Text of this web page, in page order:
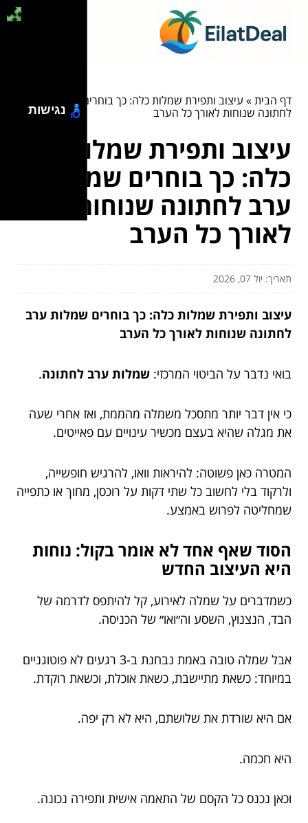
דף הבית» עיצוב ותפירת שמלות כלה: כך בוחרים שמלות ערב
לחתונה שנוחות לאורך כל הערב
עיצוב ותפירת שמלות
כלה: כך בוחרים שמלות
ערב לחתונה שנוחות
לאורך כל הערב
תאריך: יול 07, 2026
עיצוב ותפירת שמלות כלה: כך בוחרים שמלות ערב
לחתונה שנוחות לאורך כל הערב
בואי נדבר על הביטוי המרכזי: שמלות ערב לחתונה.
כי אין דבר יותר מתסכל משמלה מהממת, ואז אחרי שעה
את מגלה שהיא בעצם מכשיר עינויים עם פאייטים.
המטרה כאן פשוטה: להיראות וואו, להרגיש חופשייה,
ולרקוד בלי לחשוב כל שתי דקות על רוכסן, מחוך או כתפייה
שמחליטה לפרוש באמצע.
הסוד שאף אחד לא אומר בקול: נוחות
היא העיצוב החדש
כשמדברים על שמלה לאירוע, קל להיתפס לדרמה של
הבד, הנצנוץ, השסע וה״ואו״ של הכניסה.
אבל שמלה טובה באמת נבחנת ב-3 רגעים לא פוטוגניים
במיוחד: כשאת מתיישבת, כשאת אוכלת, וכשאת רוקדת.
אם היא שורדת את שלושתם, היא לא רק יפה.
היא חכמה.
וכאן נכנס כל הקסם של התאמה אישית ותפירה נכונה.
נגישות